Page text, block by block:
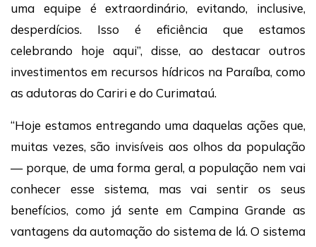
uma equipe é extraordinário, evitando, inclusive,
desperdícios. Isso é eficiência que estamos
celebrando hoje aqui”, disse, ao destacar outros
investimentos em recursos hídricos na Paraíba, como
as adutoras do Cariri e do Curimataú.
“Hoje estamos entregando uma daquelas ações que,
muitas vezes, são invisíveis aos olhos da população
— porque, de uma forma geral, a população nem vai
conhecer esse sistema, mas vai sentir os seus
benefícios, como já sente em Campina Grande as
vantagens da automação do sistema de lá. O sistema